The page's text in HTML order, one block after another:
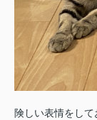
険しい表情をして